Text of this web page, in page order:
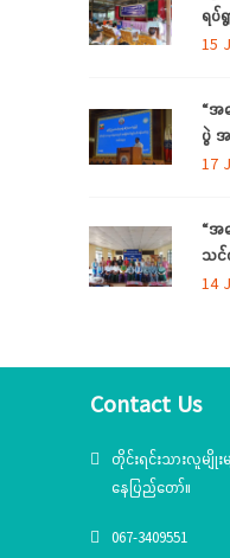
ရပ်
လိုအ
15
“အ
ပွဲ
ပြု
17
“အ
သင်
ပြု
14
Contact Us
တိုင်းရင်းသားလူမျိုး
နေပြည်တော်။
067-3409551